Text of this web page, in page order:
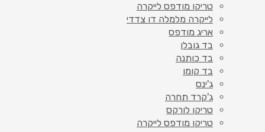
טריקו מודפס לייקרה
לייקרה מלמלה דו צדדי
אריג מודפס
בד גובלן
בד כותנה
בד קומו
ג'ינס
ג'קרד תחרה
טריקו לורקס
טריקו מודפס לייקרה